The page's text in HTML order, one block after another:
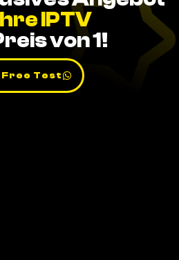
IPTV
von 1!
Free Test